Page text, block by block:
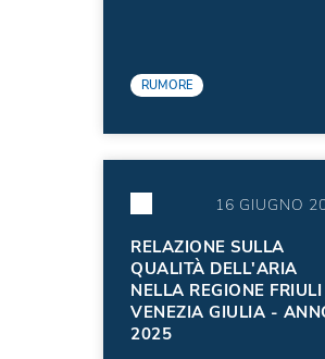
RUMORE
16 GIUGNO
RELAZIONE SULLA
QUALITÀ DELL'ARIA
NELLA REGIONE FRIULI
VENEZIA GIULIA -
2025